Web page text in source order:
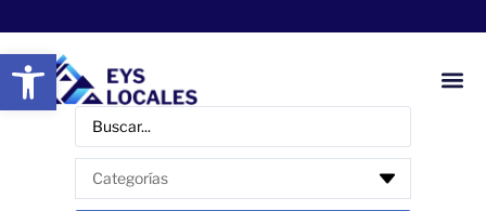
Abrir barra de herramientas